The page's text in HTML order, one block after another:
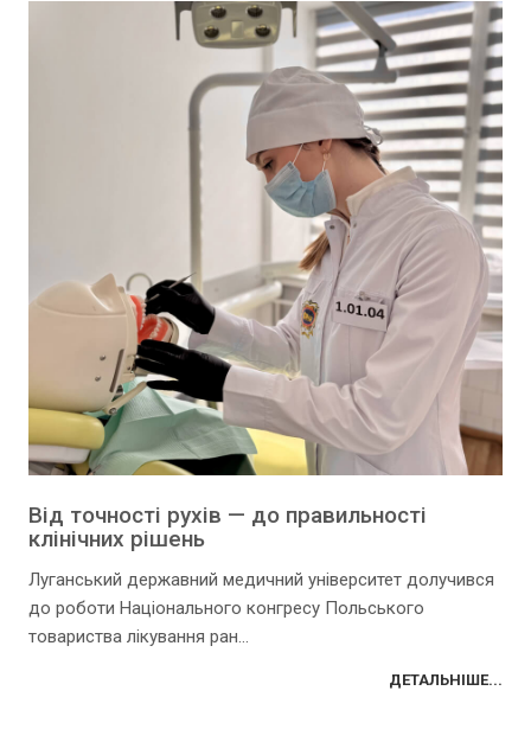
Від точності рухів — до правильності
клінічних рішень
Луганський державний медичний університет долучився
до роботи Національного конгресу Польського
товариства лікування ран...
ДЕТАЛЬНІШЕ...